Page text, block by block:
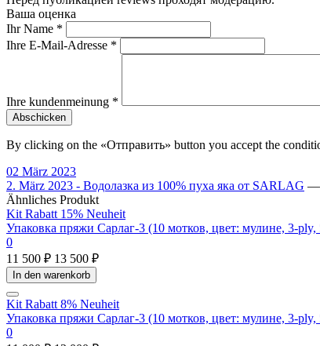
Ваша оценка
Ihr Name *
Ihre E-Mail-Adresse *
Ihre kundenmeinung *
Abschicken
By clicking on the «Отправить» button you accept the
02 März 2023
2. März 2023 - Водолазка из 100% пуха яка от SARLAG —
Ähnliches Produkt
Kit Rabatt 15% Neuheit
Упаковка пряжи Сарлаг-3 (10 мотков, цвет: мулине, 3-ply,
0
11 500 ₽ 13 500 ₽
In den warenkorb
Kit Rabatt 8% Neuheit
Упаковка пряжи Сарлаг-3 (10 мотков, цвет: мулине, 3-ply,
0